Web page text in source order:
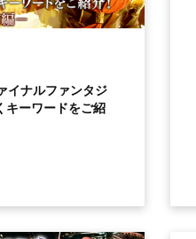
イナルファンタジ
キーワードをご紹